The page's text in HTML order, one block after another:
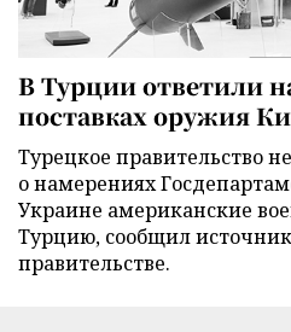
В Турции ответили
поставках оружия
Турецкое правительство
о намерениях
Украине американские
Турцию, сообщил
правительстве.